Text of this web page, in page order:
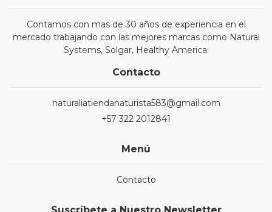
Contamos con mas de 30 años de experiencia en el
mercado trabajando con las mejores marcas como Natural
Systems, Solgar, Healthy America.
Contacto
naturaliatiendanaturista583@gmail.com
+57 322 2012841
Menú
Contacto